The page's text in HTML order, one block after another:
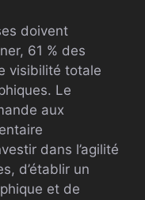
doivent
61 % des
visibilité totale
Le
aux
dans l’agilité
d’établir un
et de